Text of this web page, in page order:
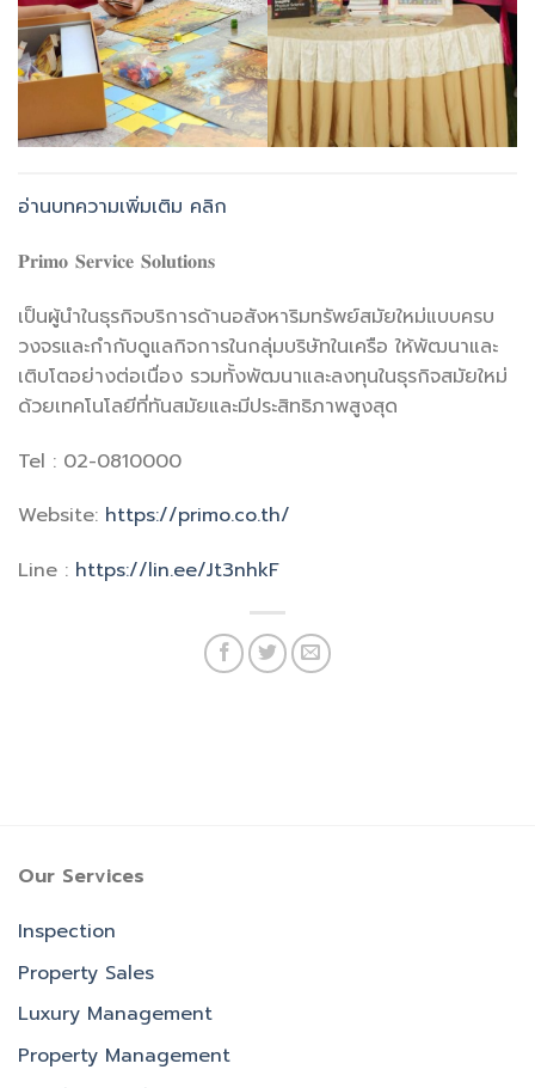
อ่านบทความเพิ่มเติม คลิก
𝐏𝐫𝐢𝐦𝐨 𝐒𝐞𝐫𝐯𝐢𝐜𝐞 𝐒𝐨𝐥𝐮𝐭𝐢𝐨𝐧𝐬
เป็นผู้นำในธุรกิจบริการด้านอสังหาริมทรัพย์สมัยใหม่แบบครบ
วงจรและกำกับดูแลกิจการในกลุ่มบริษัทในเครือ ให้พัฒนาและ
เติบโตอย่างต่อเนื่อง รวมทั้งพัฒนาและลงทุนในธุรกิจสมัยใหม่
ด้วยเทคโนโลยีที่ทันสมัยและมีประสิทธิภาพสูงสุด
Tel : 02-0810000
Website: https://primo.co.th/
Line : https://lin.ee/Jt3nhkF
Our Services
Inspection
Property Sales
Luxury Management
Property Management